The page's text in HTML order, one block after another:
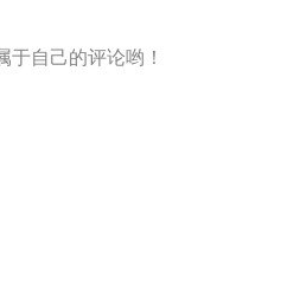
于自己的评论哟！